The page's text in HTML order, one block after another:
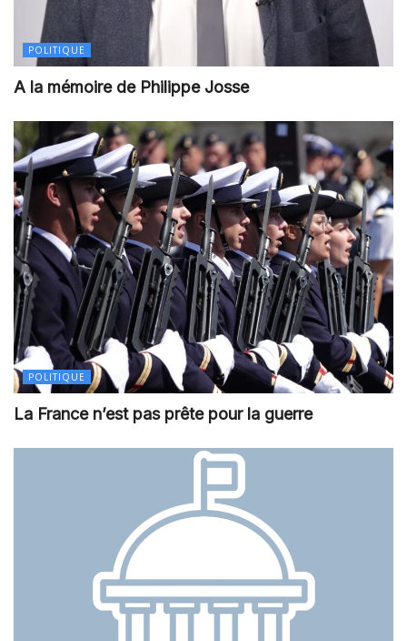
POLITIQUE
A la mémoire de Philippe Josse
POLITIQUE
La France n’est pas prête pour la guerre